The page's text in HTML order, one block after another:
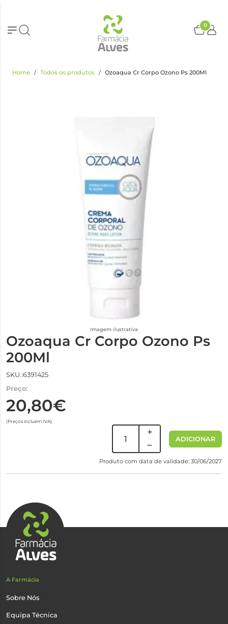
0
Home Todos os produtos Ozoaqua Cr Corpo Ozono Ps 200Ml
Imagem ilustrativa
Ozoaqua Cr Corpo Ozono Ps
200Ml
SKU.:6391425
Preço:
20,80€
(Preços incluem IVA)
ADICIONAR
Produto com data de validade: 30/06/2027
A Farmácia
Sobre Nós
Equipa Técnica